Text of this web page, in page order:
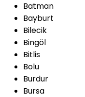
Batman
Bayburt
Bilecik
Bingöl
Bitlis
Bolu
Burdur
Bursa